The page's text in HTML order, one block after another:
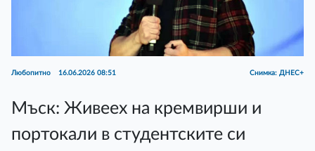
Любопитно 16.06.2026 08:51 Снимка: ДНЕС+
Мъск: Живеех на кремвирши и
портокали в студентските си